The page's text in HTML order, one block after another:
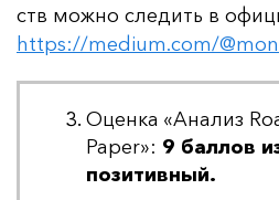
ств мож­но сле­дить в
https://medium.com/
Оценка «Анализ
Paper»: 9 баллов
позитивный.